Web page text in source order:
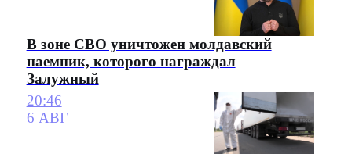
В зоне СВО уничтожен молдавский
наемник, которого награждал
Залужный
20:46
6 АВГ